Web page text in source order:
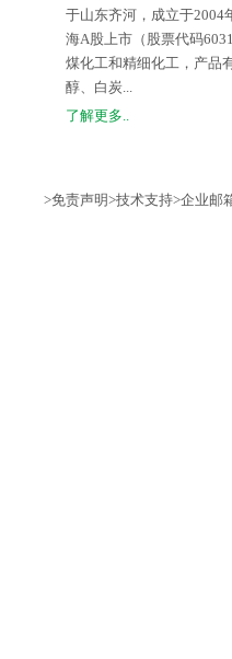
于山东齐河，成立于2004
海A股上市（股票代码
煤化工和精细化工，产品
醇、白炭...
了解更多..
>免责声明>技术支持>企业邮